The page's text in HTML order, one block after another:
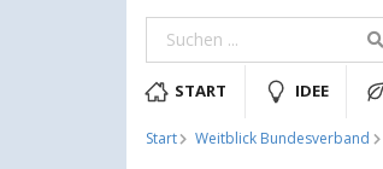
START IDEE
Start Weitblick Bundesverband